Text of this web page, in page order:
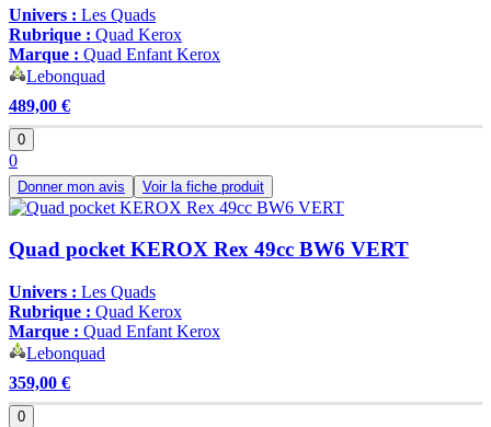
Univers : Les Quads
Rubrique : Quad Kerox
Marque : Quad Enfant Kerox
Lebonquad
489,00 €
0
0
Donner mon avis Voir la fiche produit
Quad pocket KEROX Rex 49cc BW6 VERT
Univers : Les Quads
Rubrique : Quad Kerox
Marque : Quad Enfant Kerox
Lebonquad
359,00 €
0